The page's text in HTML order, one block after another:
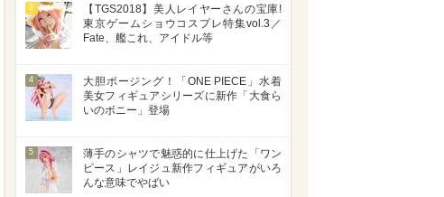
3
【TGS2018】美人レイヤーさんの宝庫!
東京ゲームショウコスプレ特集vol.3／
Fate、艦これ、アイドル等
4
大胆ポージング！「ONE PIECE」水着
美女フィギュアシリーズに新作「大食ら
いのボニー」登場
5
薄手のシャツで魅惑的に仕上げた「ワン
ピース」レイジュ新作フィギュアがいろ
んな意味でやばい